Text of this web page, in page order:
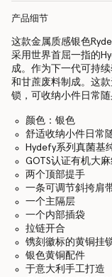
产品细节
这款金属质感银色
采用世界首屈一指的
成。作为下一代可持
和甘蔗废料制成。这
锁，可收纳小件日常随
颜色：银色
舒适收纳小件日常
Hydefy系列真菌基
GOTS认证有机大
两个顶部提手
一条可调节斜挎肩
一个主隔层
一个内部插袋
拉链开合
镌刻徽标的黄铜挂
银色黄铜配件
于意大利手工打造